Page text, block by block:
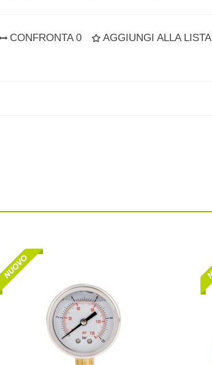
CONFRONTA 0 AGGIUNGI ALLA LISTA